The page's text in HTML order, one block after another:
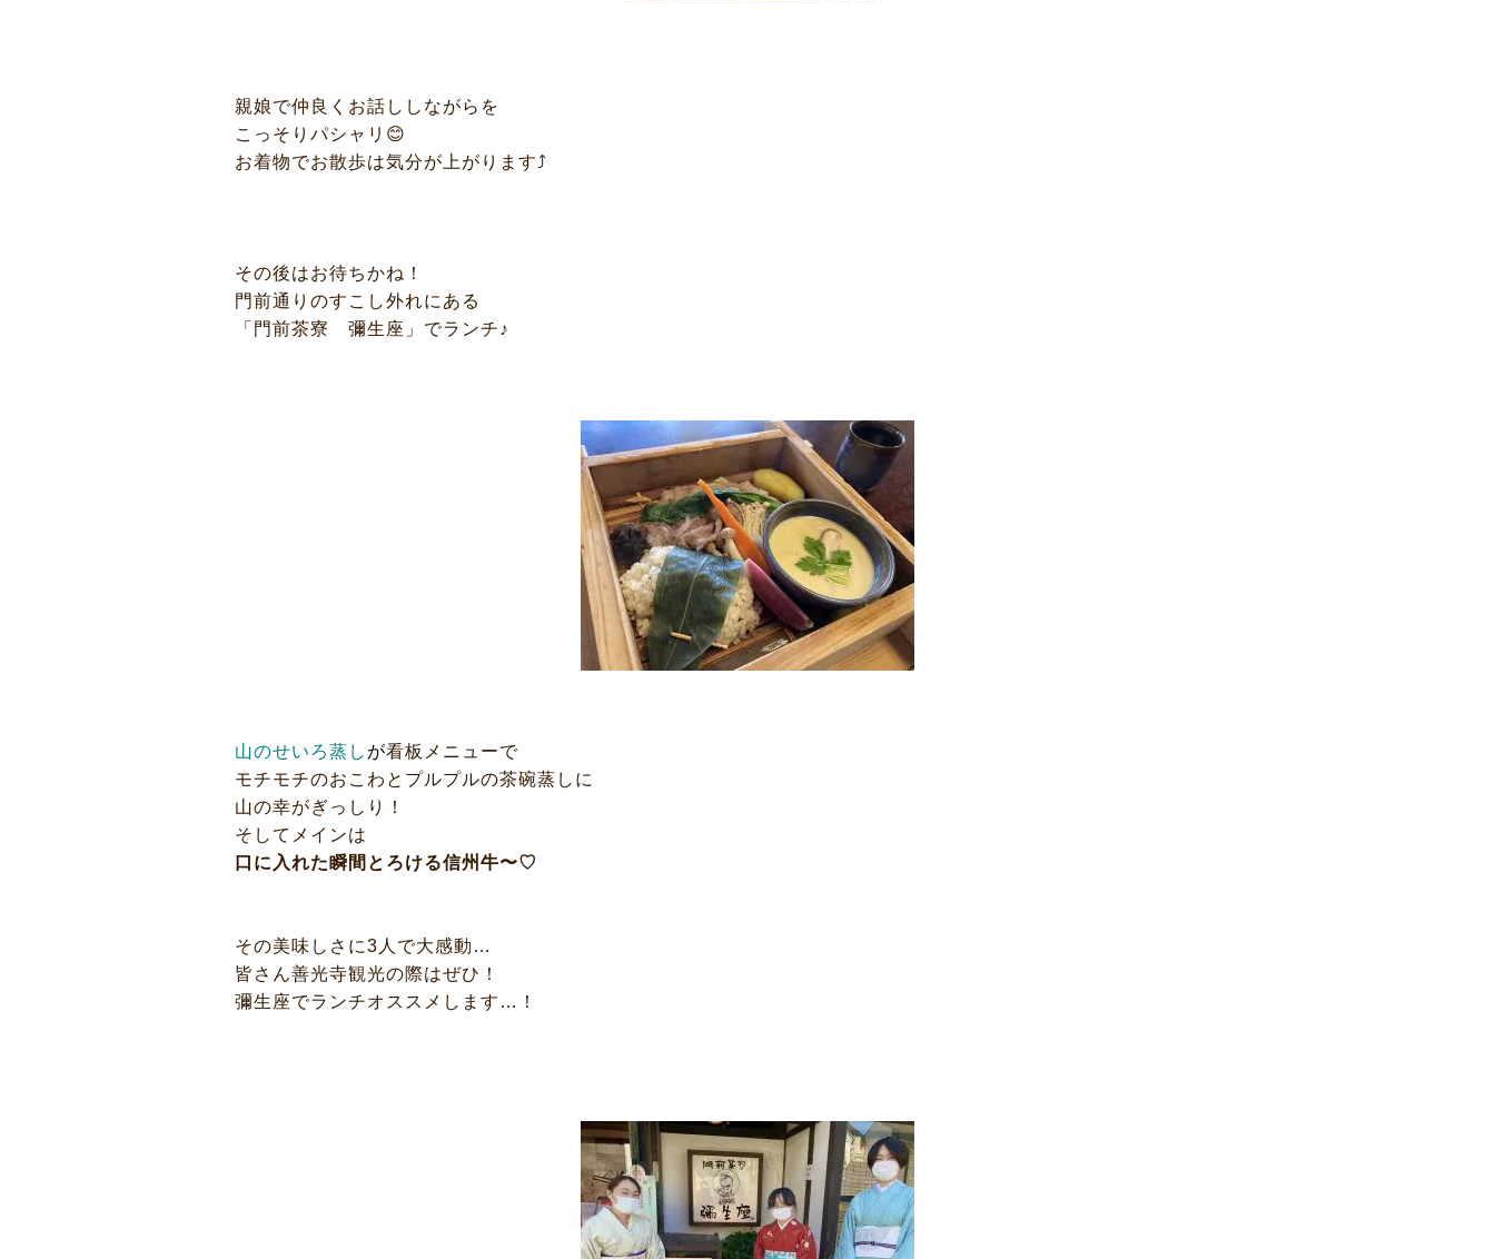
ニュース
ギャラリー
企業情報
サステナビリティ
プレスリリース
積立カード
プライバシーポリシー
古物営業法に基づく表示
親娘で仲良くお話ししながらを
こっそりパシャリ😊
お着物でお散歩は気分が上がります⤴︎
その後はお待ちかね！
門前通りのすこし外れにある
「門前茶寮 彌生座」でランチ♪
山のせいろ蒸し が看板メニューで
モチモチのおこわとプルプルの茶碗蒸しに
山の幸がぎっしり！
そしてメインは
口に入れた瞬間とろける信州牛〜♡
その美味しさに3人で大感動…
皆さん善光寺観光の際はぜひ！
彌生座でランチオススメします…！